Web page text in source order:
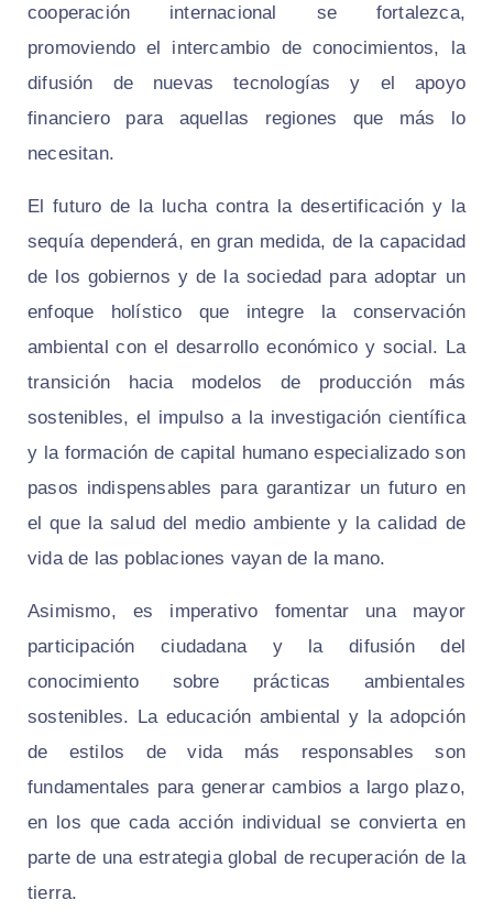
cooperación internacional se fortalezca,
promoviendo el intercambio de conocimientos, la
difusión de nuevas tecnologías y el apoyo
financiero para aquellas regiones que más lo
necesitan.
El futuro de la lucha contra la desertificación y la
sequía dependerá, en gran medida, de la capacidad
de los gobiernos y de la sociedad para adoptar un
enfoque holístico que integre la conservación
ambiental con el desarrollo económico y social. La
transición hacia modelos de producción más
sostenibles, el impulso a la investigación científica
y la formación de capital humano especializado son
pasos indispensables para garantizar un futuro en
el que la salud del medio ambiente y la calidad de
vida de las poblaciones vayan de la mano.
Asimismo, es imperativo fomentar una mayor
participación ciudadana y la difusión del
conocimiento sobre prácticas ambientales
sostenibles. La educación ambiental y la adopción
de estilos de vida más responsables son
fundamentales para generar cambios a largo plazo,
en los que cada acción individual se convierta en
parte de una estrategia global de recuperación de la
tierra.